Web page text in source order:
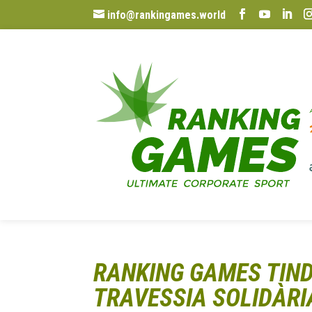
info@rankingames.world
RANKING GAMES
TRAVESSIA